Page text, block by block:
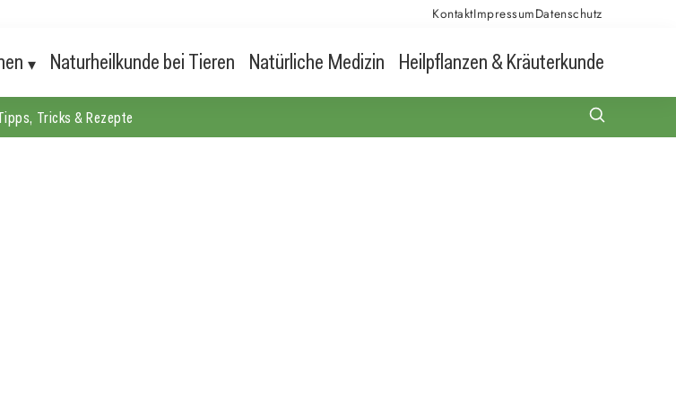
KontaktImpressumDatenschutz
Naturheilkunde bei Tieren Natürliche Medizin Heilpflanzen & Kräuterkunde
Tricks & Rezepte